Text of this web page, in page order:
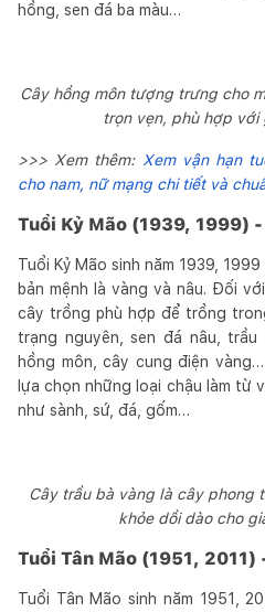
hồng, sen đá ba màu…
Cây hồng môn tượng trưng cho
trọn vẹn, phù hợp với
>>> Xem thêm: Xem vận hạn
cho nam, nữ mạng chi tiết và
Tuổi Kỷ Mão (1939, 1999)
Tuổi Kỷ Mão sinh năm 1939,
bản mệnh là vàng và nâu. Đối
cây trồng phù hợp để trồng
trạng nguyên, sen đá nâu,
hồng môn, cây cung điện
lựa chọn những loại chậu làm từ
như sành, sứ, đá, gốm…
Cây trầu bà vàng là cây phong
khỏe dồi dào cho
Tuổi Tân Mão (1951, 2011)
Tuổi Tân Mão sinh năm 1951,